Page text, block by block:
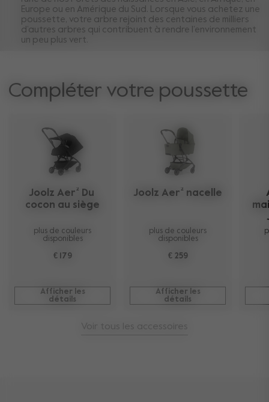
Europe ou en Amérique du Sud. Lorsque vous achetez une
poussette, votre arbre rejoint des centaines de milliers
d’autres arbres qui contribuent à rendre l’environnement
un peu plus vert.
Compléter votre poussette
Joolz Aer² Du
cocon au siège
plus de couleurs
disponibles
€ 179
Afficher les
détails
Joolz Aer² nacelle
plus de couleurs
disponibles
€ 259
Afficher les
détails